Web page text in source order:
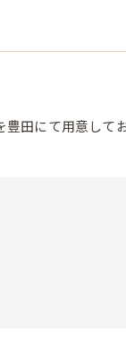
田にて用意して